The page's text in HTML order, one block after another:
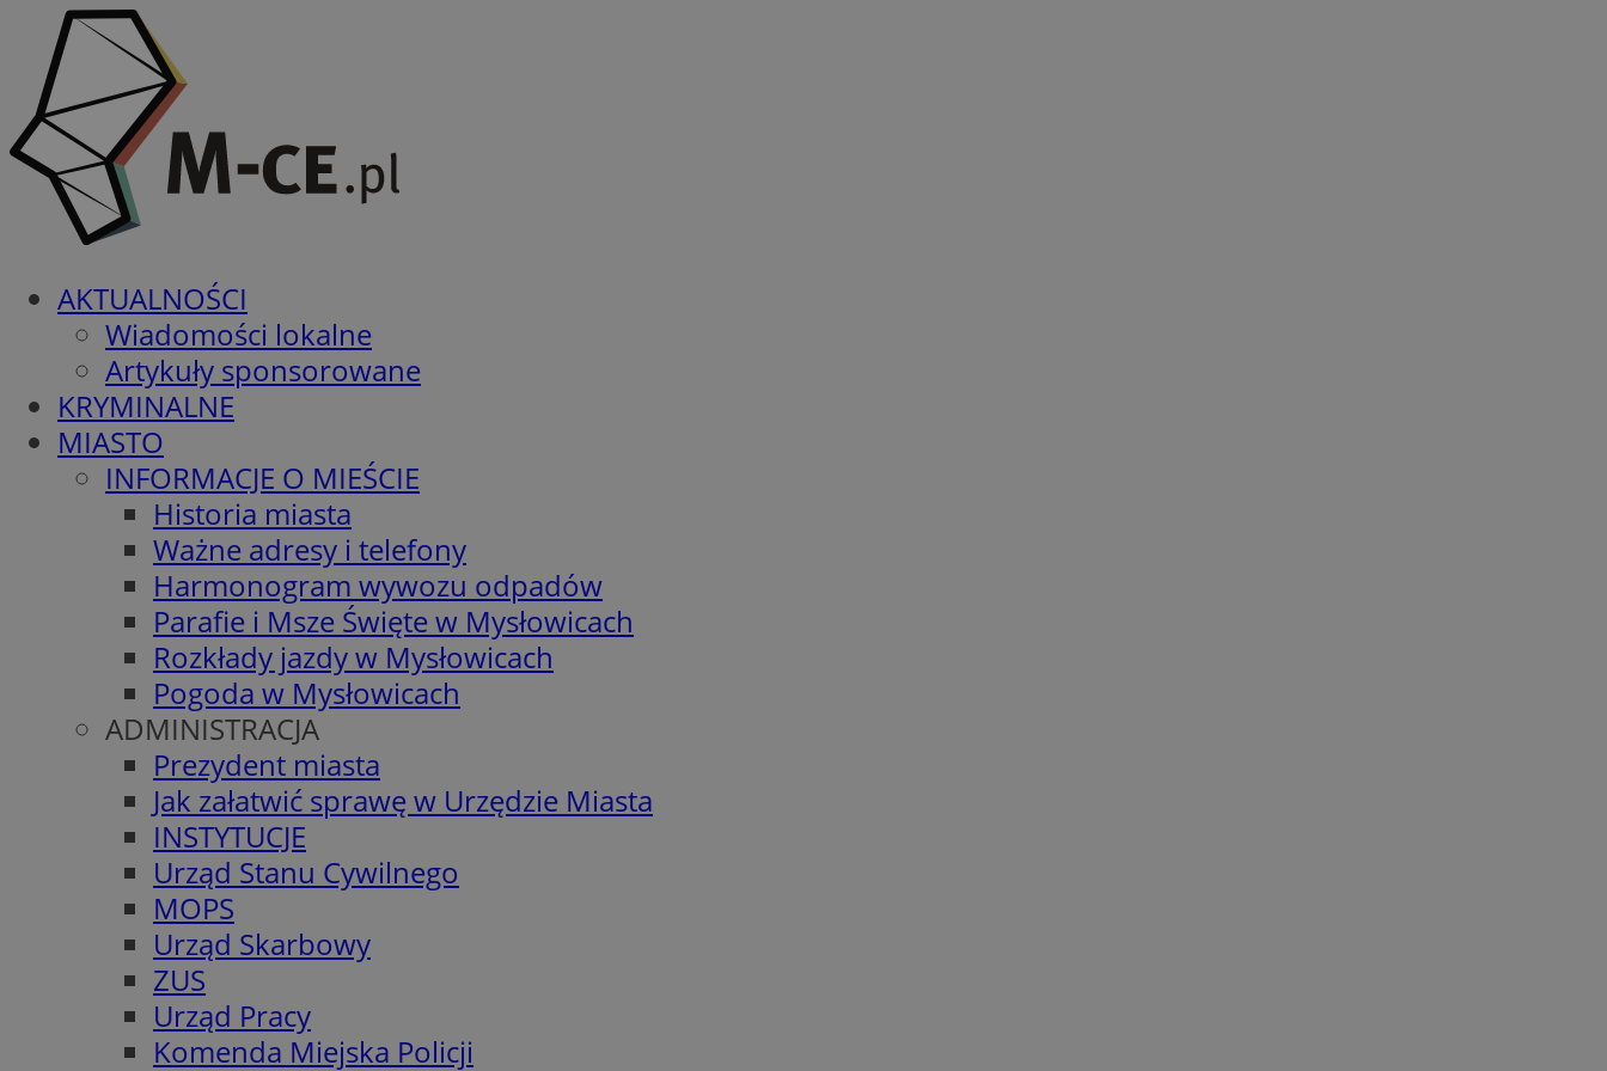
AKTUALNOŚCI
Wiadomości lokalne
Artykuły sponsorowane
KRYMINALNE
MIASTO
INFORMACJE O MIEŚCIE
Historia miasta
Ważne adresy i telefony
Harmonogram wywozu odpadów
Parafie i Msze Święte w Mysłowicach
Rozkłady jazdy w Mysłowicach
Pogoda w Mysłowicach
ADMINISTRACJA
Prezydent miasta
Jak załatwić sprawę w Urzędzie Miasta
INSTYTUCJE
Urząd Stanu Cywilnego
MOPS
Urząd Skarbowy
ZUS
Urząd Pracy
Komenda Miejska Policji